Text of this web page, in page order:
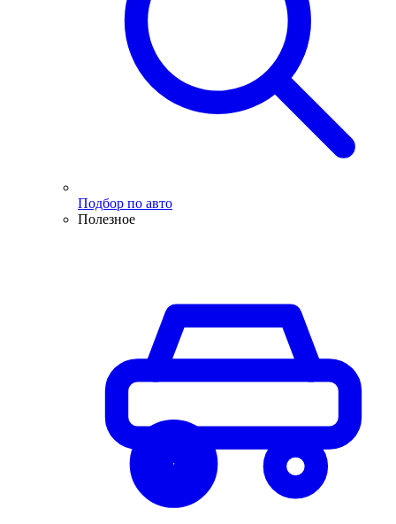
Подбор по авто
Полезное